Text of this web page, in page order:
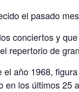
el pasado
conciertos y
repertorio de
año 1968,
en los últimos 25